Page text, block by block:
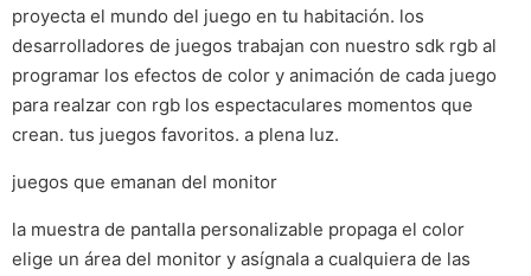
proyecta el mundo del juego en tu habitación. los
desarrolladores de juegos trabajan con nuestro sdk rgb al
programar los efectos de color y animación de cada juego
para realzar con rgb los espectaculares momentos que
crean. tus juegos favoritos. a plena luz.
juegos que emanan del monitor
la muestra de pantalla personalizable propaga el color
elige un área del monitor y asígnala a cualquiera de las